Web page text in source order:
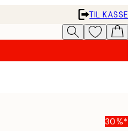
TIL KASSE
30%*